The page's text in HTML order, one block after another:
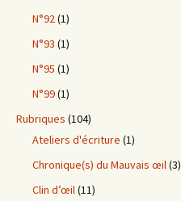
N°92(1)
N°93 (1)
N°95 (1)
N°99(1)
Rubriques (104)
Ateliers d'écriture (1)
Chronique(s) du Mauvais œil(3)
Clin d’œil(11)